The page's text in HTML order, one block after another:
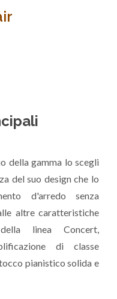
della gamma lo scegli
del suo design che lo
d'arredo senza
altre caratteristiche
linea Concert,
di classe
pianistico solida e